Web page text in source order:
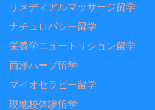
リメディアルマッサージ留学
ナチュロパシー留学
栄養学ニュートリション留学
西洋ハーブ留学
マイオセラピー留学
現地校体験留学